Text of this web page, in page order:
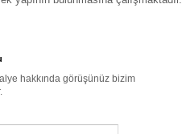
hakkında görüşünüz bizim